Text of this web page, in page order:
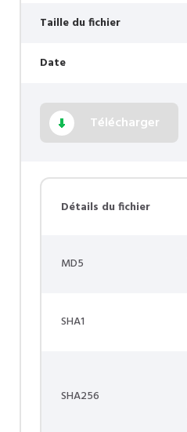
Taille du fichier
Date
Télécharger
Détails du fichier
MD5
SHA1
SHA256